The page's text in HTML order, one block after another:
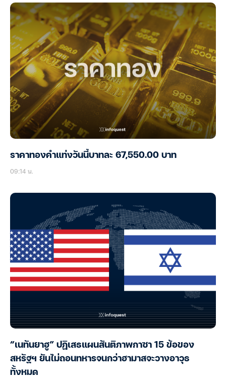
ราคาทองคำแท่งวันนี้บาทละ 67,550.00 บาท
09:14 น.
“เนทันยาฮู” ปฏิเสธแผนสันติภาพกาซา 15 ข้อของ
สหรัฐฯ ยันไม่ถอนทหารจนกว่าฮามาสจะวางอาวุธ
ทั้งหมด